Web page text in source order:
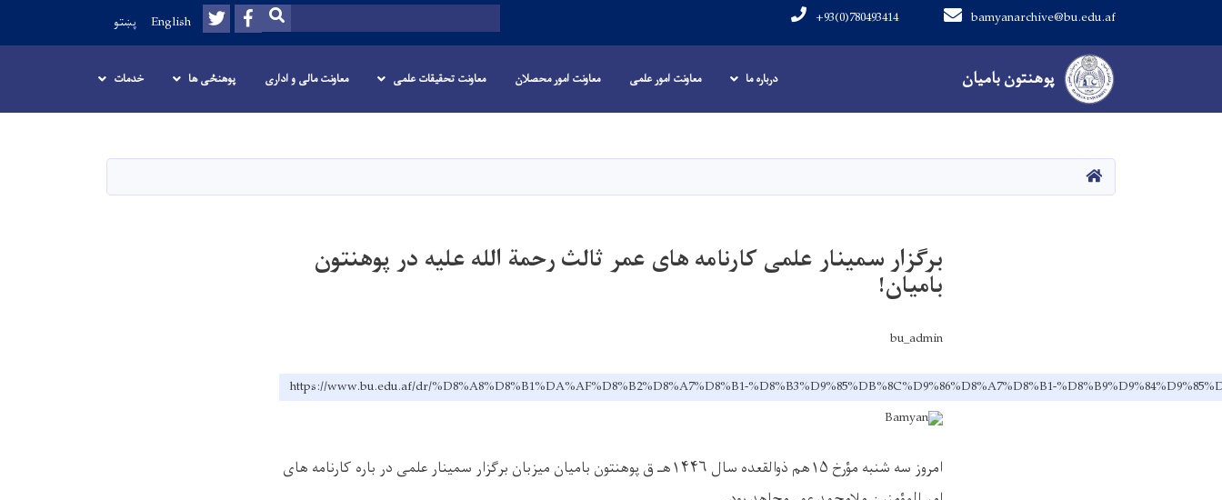
content
پوهنتون بامیان
bamyanarchive@bu.edu.af
+93(0)780493414
SEARCH
Facebook
Twitter
English پښتو
Main navigation
پوهنتون بامیان درباره ما معاونت امور علمی معاونت امور محصلان معاونت تحقیقات علمی معاونت مالی و اداری پوهنځی ها خدمات
صفحه اصلی
برگزار سمینار علمی کارنامه های عمر ثالث رحمة الله علیه در پوهنتون
بامیان!
bu_admin
https://www.bu.edu.af/dr/%D8%A8%D8%B1%DA%AF%D8%B2%D8%A7%D8%B1-%D8%B3%D9%85%DB%8C%D9%86%D8%A7%D8%B1-
امروز سه شنبه مؤرخ ۱۵هم ذوالقعده سال ۱۴۴۶هـ ق پوهنتون بامیان میزبان برگزار سمینار علمی در باره کارنامه های